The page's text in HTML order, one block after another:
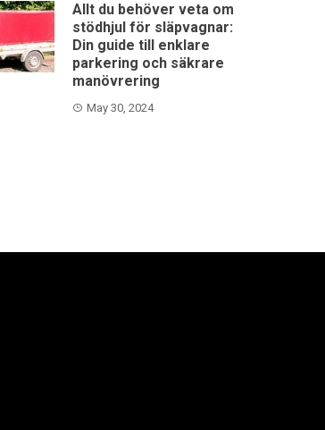
Allt du behöver veta om
stödhjul för släpvagnar:
Din guide till enklare
parkering och säkrare
manövrering
May 30, 2024